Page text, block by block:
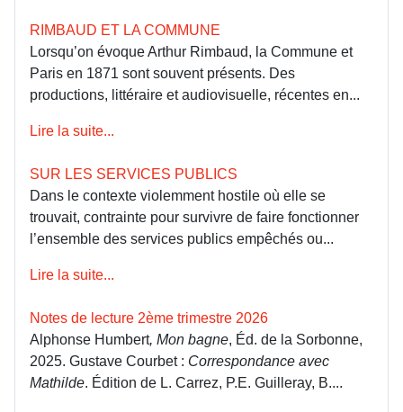
RIMBAUD ET LA COMMUNE
Lorsqu’on évoque Arthur Rimbaud, la Commune et
Paris en 1871 sont souvent présents. Des
productions, littéraire et audiovisuelle, récentes en...
Lire la suite...
SUR LES SERVICES PUBLICS
Dans le contexte violemment hostile où elle se
trouvait, contrainte pour survivre de faire fonctionner
l’ensemble des services publics empêchés ou...
Lire la suite...
Notes de lecture 2ème trimestre 2026
Alphonse Humbert, Mon bagne, Éd. de la Sorbonne,
2025. Gustave Courbet : Correspondance avec
Mathilde. Édition de L. Carrez, P.E. Guilleray, B....